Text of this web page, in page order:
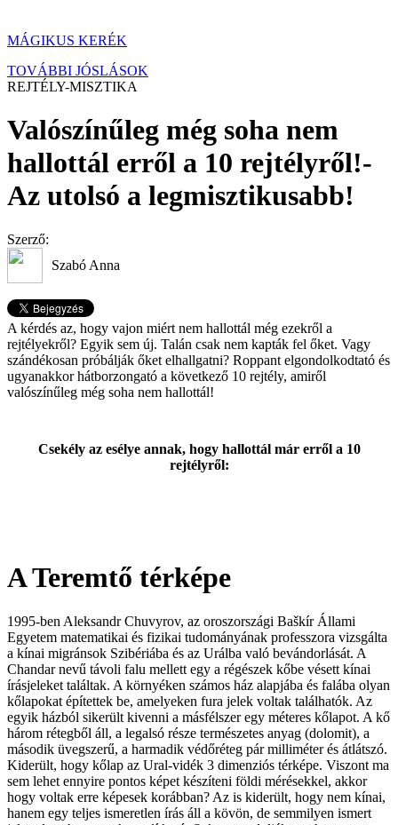
MÁGIKUS KERÉK
TOVÁBBI JÓSLÁSOK
REJTÉLY-MISZTIKA
Valószínűleg még soha nem
hallottál erről a 10 rejtélyről!-
Az utolsó a legmisztikusabb!
Szerző:
Szabó Anna
A kérdés az, hogy vajon miért nem hallottál még ezekről a
rejtélyekről? Egyik sem új. Talán csak nem kapták fel őket. Vagy
szándékosan próbálják őket elhallgatni? Roppant elgondolkodtató és
ugyanakkor hátborzongató a következő 10 rejtély, amiről
valószínűleg még soha nem hallottál!
Csekély az esélye annak, hogy hallottál már erről a 10
rejtélyről:
A Teremtő térképe
1995-ben Aleksandr Chuvyrov, az oroszországi Baškír Állami
Egyetem matematikai és fizikai tudományának professzora vizsgálta
a kínai migránsok Szibériába és az Urálba való bevándorlását. A
Chandar nevű távoli falu mellett egy a régészek kőbe vésett kínai
írásjeleket találtak. A környéken számos ház alapjába és falába olyan
kőlapokat építettek be, amelyeken fura jelek voltak találhatók. Az
egyik házból sikerült kivenni a másfélszer egy méteres kőlapot. A kő
három rétegből áll, a legalsó része természetes anyag (dolomit), a
második üvegszerű, a harmadik védőréteg pár milliméter és átlátszó.
Kiderült, hogy kőlap az Ural-vidék 3 dimenziós térképe. Viszont ma
sem lehet ennyire pontos képet készíteni földi mérésekkel, akkor
hogy voltak erre képesek korábban? Az is kiderült, hogy nem kínai,
hanem egy teljes ismeretlen írás áll a kövön, de semmilyen ismert